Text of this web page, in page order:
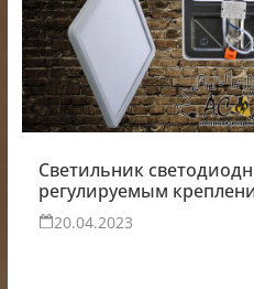
Светильник
регулируемым
20.04.2023